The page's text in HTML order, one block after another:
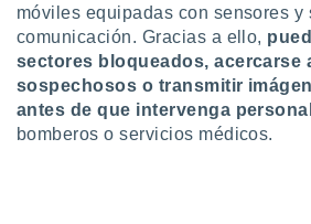
en
interés
a lo que
Para
su
u
móviles equipadas con sensores y
comunicación. Gracias a ello,
sectores bloqueados, acercarse
sospechosos o transmitir
antes de que intervenga
bomberos o servicios médicos.